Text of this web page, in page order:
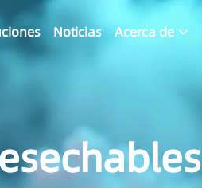
Noticias Acerca de